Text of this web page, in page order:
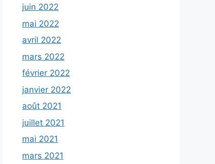
juin 2022
mai 2022
avril 2022
mars 2022
février 2022
janvier 2022
août 2021
juillet 2021
mai 2021
mars 2021